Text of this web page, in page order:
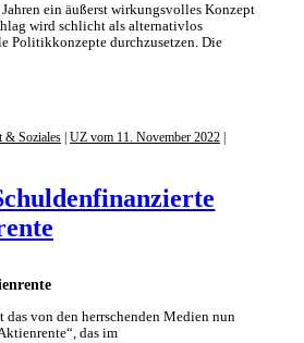
ein äußerst wirkungsvolles Konzept
wird schlicht als alternativlos
Politikkonzepte durchzusetzen. Die
& Soziales UZ vom 11. November 2022
von den herrschenden Medien nun
das im